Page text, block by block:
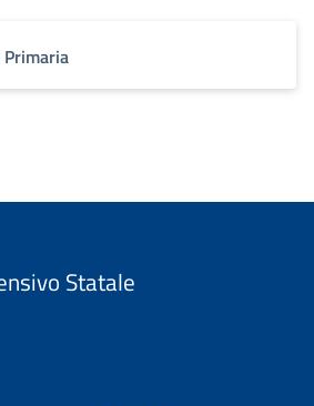
Primaria
Statale